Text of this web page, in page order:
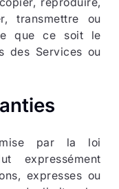
transmettre ou
que ce soit le
des Services ou
par la loi
expressément
expresses ou